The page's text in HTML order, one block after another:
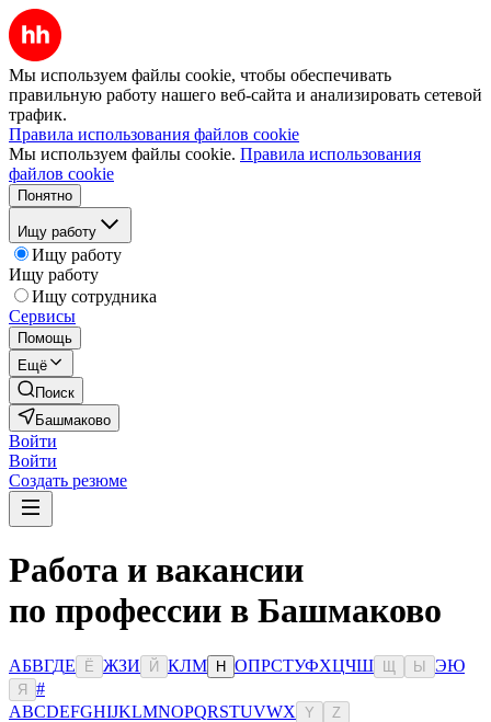
Мы используем файлы cookie, чтобы обеспечивать
правильную работу нашего веб-сайта и анализировать сетевой
трафик.
Правила использования файлов cookie
Мы используем файлы cookie. Правила использования
файлов cookie
Понятно
Ищу работу
Ищу работу
Ищу работу
Ищу сотрудника
Сервисы
Помощь
Ещё
Поиск
Башмаково
Войти
Войти
Создать резюме
Работа и вакансии
по профессии в Башмаково
АБВГДЕ Ё ЖЗИ Й КЛМ Н ОПРСТУФХЦЧШ Ы ЭЮ
Я
#
ABCDEFGHIJKLMNOPQRSTUVWX Y Z